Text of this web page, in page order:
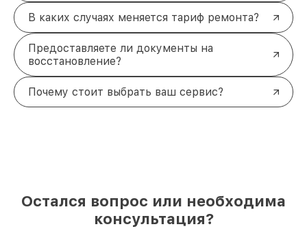
В каких случаях меняется тариф ремонта?
Предоставляете ли документы на
восстановление?
Почему стоит выбрать ваш сервис?
Остался вопрос или необходима
консультация?